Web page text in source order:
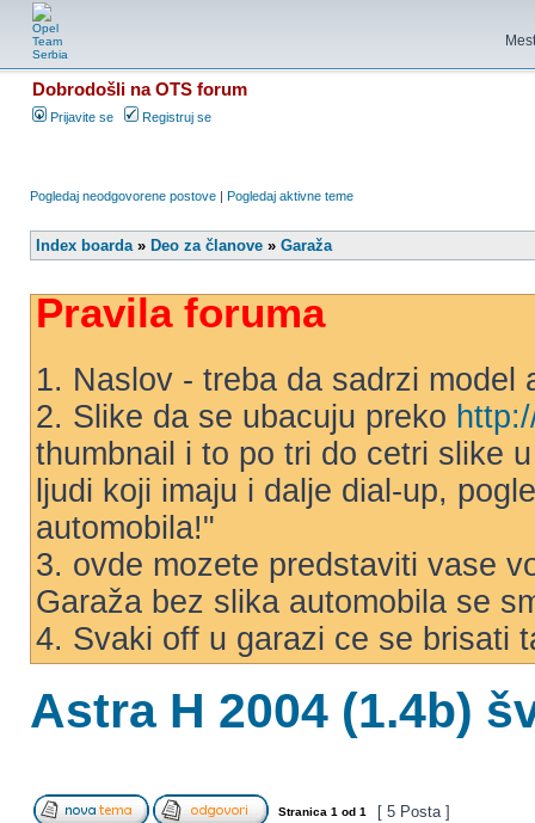
Dobrodošli na OTS forum
Prijavite se Registruj se
Pogledaj neodgovorene postove | Pogledaj aktivne teme
Index boarda» Deo za članove » Garaža
Pravila foruma
1. Naslov - treba da sadrzi model
2. Slike da se ubacuju preko
thumbnail i to po tri do cetri slike
ljudi koji imaju i dalje dial-up,
automobila!"
3. ovde mozete predstaviti vase
Garaža bez slika automobila se
4. Svaki off u garazi ce se brisati
Astra H 2004 (1.4b)
Stranica 1 od 1 [ 5 Posta ]